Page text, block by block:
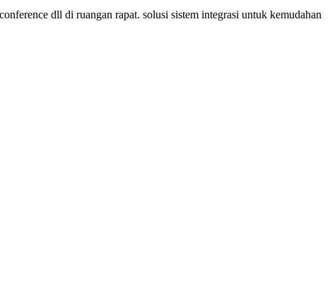
dll di ruangan rapat. solusi sistem integrasi untuk kemudahan